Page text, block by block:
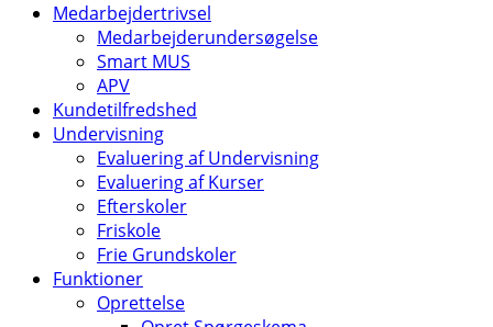
Medarbejdertrivsel
Medarbejderundersøgelse
Smart MUS
APV
Kundetilfredshed
Undervisning
Evaluering af Undervisning
Evaluering af Kurser
Efterskoler
Friskole
Frie Grundskoler
Funktioner
Oprettelse